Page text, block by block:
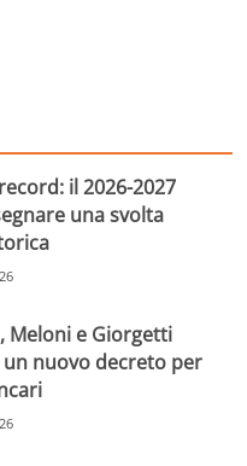
il 2026-2027
una svolta
Meloni e Giorgetti
nuovo decreto per